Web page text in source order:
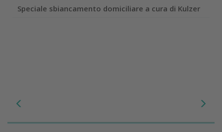
Speciale sbiancamento domiciliare a cura di Kulzer